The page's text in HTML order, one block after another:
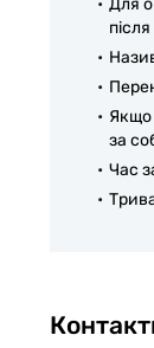
Для
Якщо
за
Час